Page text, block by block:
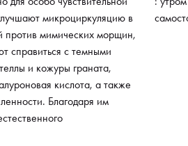
микроциркуляцию в
против мимических морщин,
справиться с темными
и кожуры граната,
кислота, а также
Благодаря им